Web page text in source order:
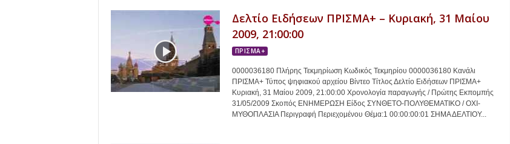
Δελτίο Ειδήσεων ΠΡΙΣΜΑ+ – Κυριακή, 31 Μαίου
2009, 21:00:00
ΠΡΙΣΜΑ+
0000036180 Πλήρης Τεκμηρίωση Κωδικός Τεκμηρίου 0000036180 Κανάλι
ΠΡΙΣΜΑ+ Τύπος ψηφιακού αρχείου Βίντεο Τίτλος Δελτίο Ειδήσεων ΠΡΙΣΜΑ+
Κυριακή, 31 Μαίου 2009, 21:00:00 Χρονολογία παραγωγής / Πρώτης Εκπομπής
31/05/2009 Σκοπός ΕΝΗΜΕΡΩΣΗ Είδος ΣΥΝΘΕΤΟ-ΠΟΛΥΘΕΜΑΤΙΚΟ / ΟΧΙ-
ΜΥΘΟΠΛΑΣΙΑ Περιγραφή Περιεχομένου Θέμα:1 00:00:00:01 ΣΗΜΑ ΔΕΛΤΙΟΥ...